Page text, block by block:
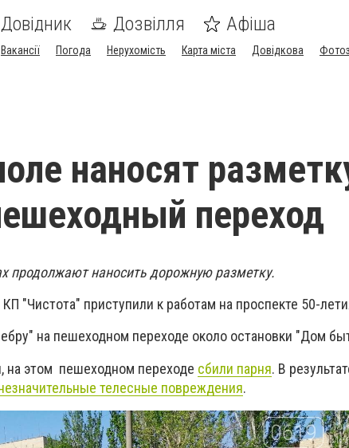
Довідник Дозвілля Афіша
Вакансії Погода Нерухомість Карта міста Довідкова
наносят
переход
продолжают наносить дорожную разметку.
"Чистота" приступили к работам на проспекте 50-
на пешеходном переходе около остановки "Дом
на этом пешеходном переходе сбили парня. В
телесные повреждения.